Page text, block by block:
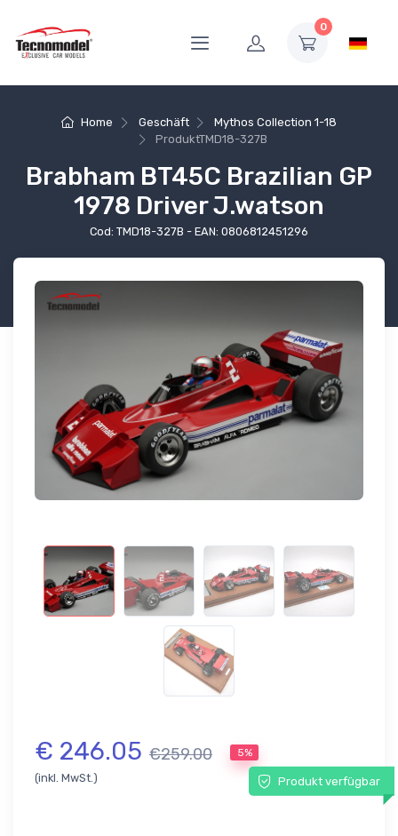
0
Home Geschäft
Mythos Collection 1-18
ProduktTMD18-327B
Brabham BT45C Brazilian GP
1978 Driver J.watson
Cod: TMD18-327B - EAN: 0806812451296
€ 246.05 €259.00 5%
(inkl. MwSt.) Produkt verfügbar